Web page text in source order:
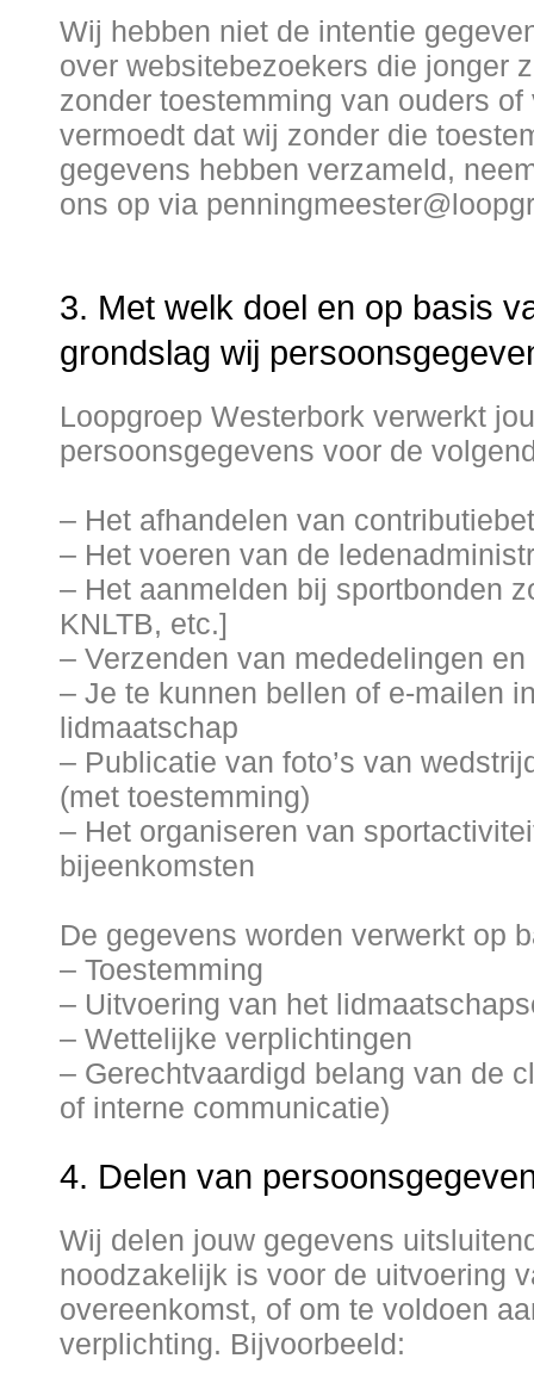
Wij hebben niet de intentie
over websitebezoekers die jonger
zonder toestemming van ouders of
vermoedt dat wij zonder die
gegevens hebben verzameld,
ons op via
3. Met welk doel en op basis
grondslag wij
Loopgroep Westerbork verwerkt
persoonsgegevens voor de
– Het afhandelen van
– Het voeren van de
– Het aanmelden bij sportbonden
KNLTB, etc.]
– Verzenden van mededelingen
– Je te kunnen bellen of e-mailen
lidmaatschap
– Publicatie van foto’s van
(met toestemming)
– Het organiseren van
bijeenkomsten
De gegevens worden verwerkt op
– Toestemming
– Uitvoering van het
– Wettelijke verplichtingen
– Gerechtvaardigd belang van de
of interne communicatie)
4. Delen van
Wij delen jouw gegevens
noodzakelijk is voor de uitvoering
overeenkomst, of om te voldoen
verplichting. Bijvoorbeeld: